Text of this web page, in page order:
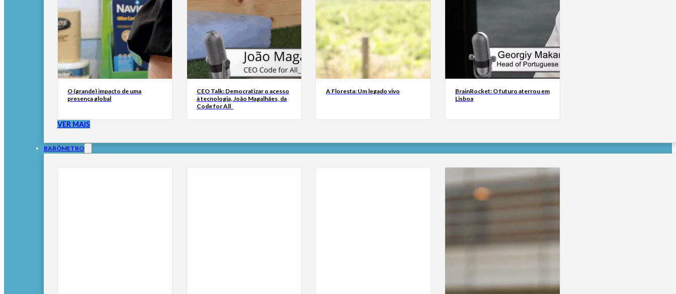
O (grande) impacto de uma
presença global
CEO Talk: Democratizar o acesso
à tecnologia, João Magalhães, da
Code for All_
A Floresta: Um legado vivo
BrainRocket: O futuro aterrou em
Lisboa
VER MAIS
BARÓMETRO